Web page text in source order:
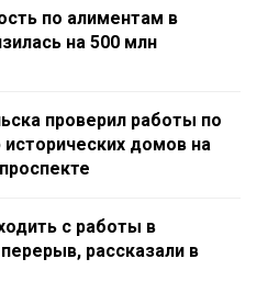
по алиментам в
на 500 млн
проверил работы по
домов на
с работы в
рассказали в